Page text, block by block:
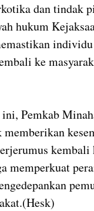
dan tindak
hukum
ke
Pemkab
kembali
memperkuat